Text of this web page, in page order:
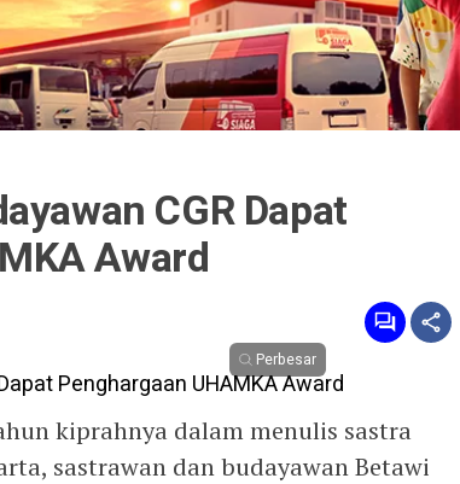
CGR Dapat
Award
Perbesar
kiprahnya dalam menulis sastra
sastrawan dan budayawan Betawi